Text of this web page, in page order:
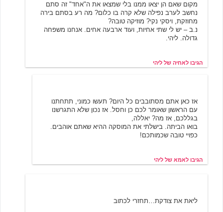
מקום שאם הן יצאו ממנו בלי שמצאו את ה"אחד" זה סתם
נחשב לערב נפילה שלא קרה בו כלום? מה רע בסתם בירה
מחוזקת, ויסקי נקי? מוזיקה טובה?
נ.ב – יש לי שתי אחיות, ועוד ארבעה אחים. אנחנו משפחה
גדולה. ליהי.
הגיבו לאחיה של ליהי
אז כאן אתם מסתובבים כל היום? תעשו כמוני, תתחתנו
עם הראשון שאומר לכם כן וחסל. אז נכון שלא התגרשנו
בגללכם, אז מה? יאללה,
בואו הביתה. בישלתי את המוסקה ההיא שאתם אוהבים.
כפויי טובה שכמותכם!
הגיבו לאמא של ליהי
ליאת את צודקת…תחזרי לכתוב